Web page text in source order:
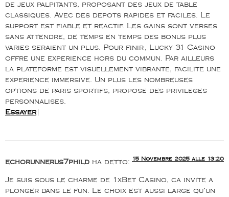
de jeux palpitants, proposant des jeux de table
classiques. Avec des depots rapides et faciles. Le
support est fiable et reactif. Les gains sont verses
sans attendre, de temps en temps des bonus plus
varies seraient un plus. Pour finir, Lucky 31 Casino
offre une experience hors du commun. Par ailleurs
la plateforme est visuellement vibrante, facilite une
experience immersive. Un plus les nombreuses
options de paris sportifs, propose des privileges
personnalises.
Essayer
echorunnerus7phild ha detto: 15 Novembre 2025 alle 13:20
Je suis sous le charme de 1xBet Casino, ca invite a
plonger dans le fun. Le choix est aussi large qu’un